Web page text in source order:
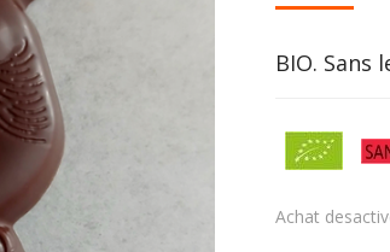
BIO. Sans
Achat